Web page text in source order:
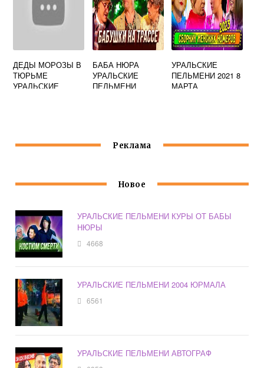
ДЕДЫ МОРОЗЫ В
ТЮРЬМЕ
УРАЛЬСКИЕ
БАБА НЮРА
УРАЛЬСКИЕ
ПЕЛЬМЕНИ
УРАЛЬСКИЕ
ПЕЛЬМЕНИ 2021 8
МАРТА
Реклама
Новое
УРАЛЬСКИЕ ПЕЛЬМЕНИ КУРЫ ОТ БАБЫ
НЮРЫ
4668
УРАЛЬСКИЕ ПЕЛЬМЕНИ 2004 ЮРМАЛА
6561
УРАЛЬСКИЕ ПЕЛЬМЕНИ АВТОГРАФ